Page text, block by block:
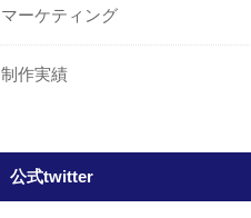
マーケティング
制作実績
公式twitter